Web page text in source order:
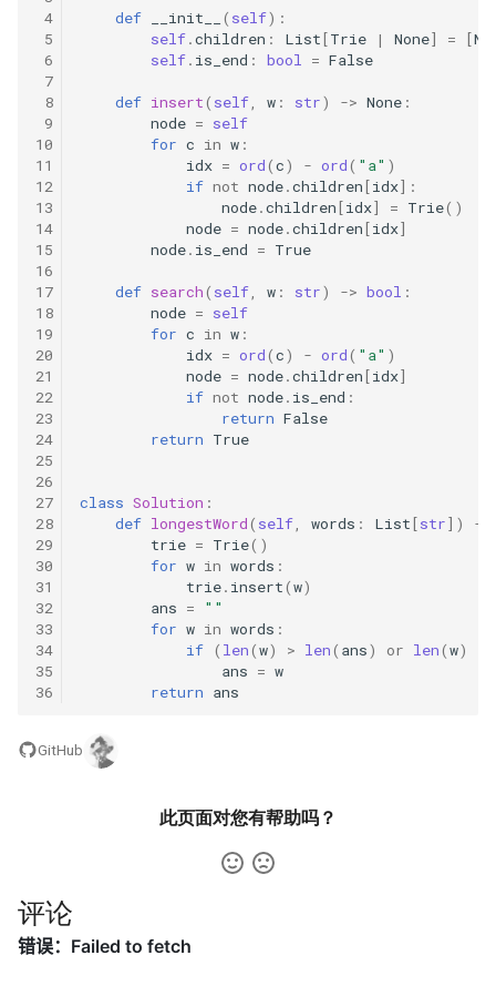
35. 复杂链表的复制
36. 二叉搜索树与双向链表
37. 序列化二叉树
38. 字符串的排列
39. 数组中出现次数超过一半
的数字
40. 最小的 k 个数
41. 数据流中的中位数
42. 连续子数组的最大和
43. 1 ～ n 整数中 1 出现的次
44. 数字序列中某一位的数字
45. 把数组排成最小的数
46. 把数字翻译成字符串
49. 丑数
32. 有效的变位词
33. 变位词组
34. 外星语言是否排序
35. 最小时间差
36. 后缀表达式
37. 小行星碰撞
38. 每日温度
39. 直方图最大矩形面积
40. 矩阵中最大的矩形
41. 滑动窗口的平均值
42. 最近请求次数
43. 往完全二叉树添加节点
44. 二叉树每层的最大值
45. 二叉树最底层最左边的值
46. 二叉树的右侧视图
48. 序列化与反序列化二叉树
5.3. 翻转数位
5.4. 下一个数
5.6. 整数转换
5.7. 配对交换
5.8. 绘制直线
8.1. 三步问题
8.2. 迷路的机器人
8.3. 魔术索引
8.4. 幂集
8.5. 递归乘法
8.6. 汉诺塔问题
8.7. 无重复字符串的排列组合
8.9. 括号
8.12. 八皇后
4
5
6
7
8
9
10
11
12
13
14
15
16
17
18
19
20
21
22
23
24
25
26
27
28
29
30
31
32
33
34
35
36
def __init__ ( self):
self.children : List[Trie | None] = [
self. is_end : bool = False
def insert( self, w : str) -> None :
node = self
for c in w :
idx = ord(c) - ord( "a" )
if not node.children[idx]:
node.children[idx] = Trie()
node = node.children[idx]
node. is_end = True
def search( self, w : str) -> bool :
node = self
for c in w :
idx = ord(c) - ord( "a" )
node = node.children[idx]
if not node. is_end :
return False
return True
class Solution :
def longestWord( self, words : List[str])
->
trie = Trie()
for w in words :
trie. insert(w)
ans =
""
for w in words :
if ( len(w) > len( ans) or len(w)
ans = w
return ans
GitHub
此页面对您有帮助吗？
评论